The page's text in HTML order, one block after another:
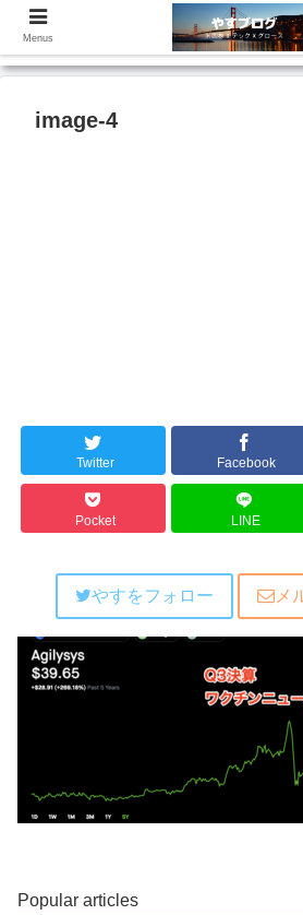
image-4
Twitter Facebook
Pocket LINE
やすをフォロー メ
Popular articles
Menus